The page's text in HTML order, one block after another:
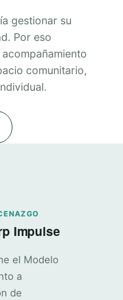
gestionar su
Por eso
comunitario,
Impulse
el Modelo
a
de